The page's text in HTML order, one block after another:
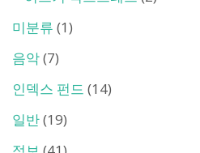
미분류 (1)
음악(7)
인덱스 펀드 (14)
일반(19)